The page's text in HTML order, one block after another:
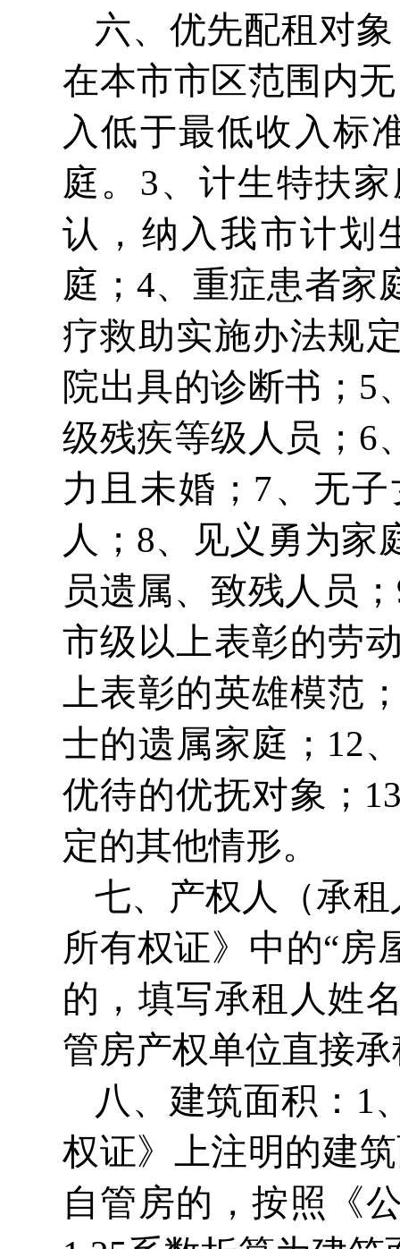
六、优先配租对
在本市市区范围内
入低于最低收入标
庭。3、计生特扶
认，纳入我市计划
庭；4、重症患者家
疗救助实施办法规
院出具的诊断书；5
级残疾等级人员；6
力且未婚；7、无
人；8、见义勇为家
员遗属、致残人员
市级以上表彰的劳
上表彰的英雄模范
士的遗属家庭；12
优待的优抚对象；
定的其他情形。
七、产权人（承
所有权证》中的“房
的，填写承租人姓
管房产权单位直接
八、建筑面积：1
权证》上注明的建
自管房的，按照《